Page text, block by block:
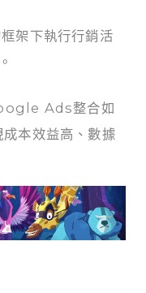
架下執行行銷活
Ads整合如
本效益高、數據